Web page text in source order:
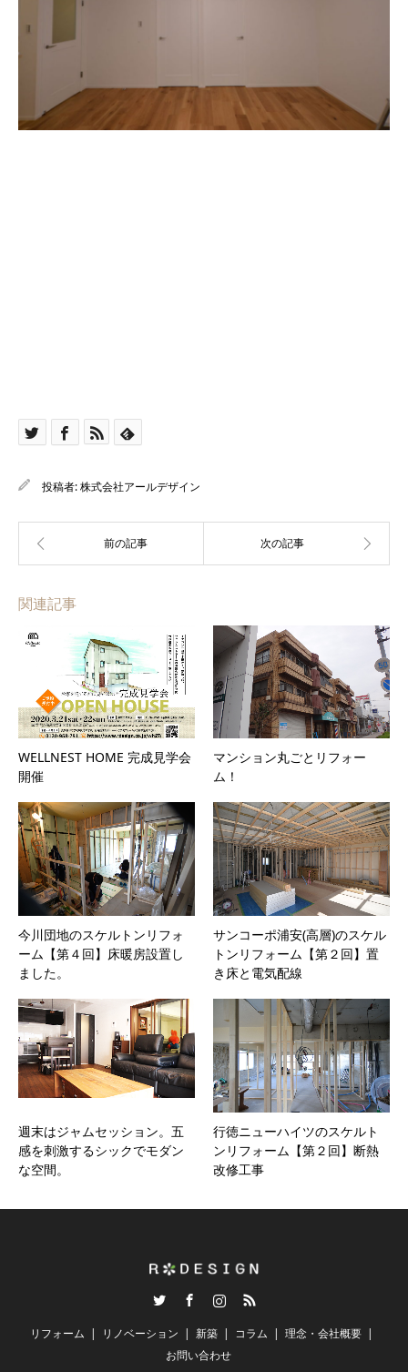
投稿者:株式会社アールデザイン
関連記事
WELLNEST HOME 完成見学会
開催
マンション丸ごとリフォー
ム！
今川団地のスケルトンリフォ
ーム【第４回】床暖房設置し
ました。
サンコーポ浦安(高層)のスケル
トンリフォーム【第２回】置
き床と電気配線
週末はジャムセッション。五
感を刺激するシックでモダン
な空間。
行徳ニューハイツのスケルト
ンリフォーム【第２回】断熱
改修工事
InstagramRSS
リフォーム リノベーション 新築 コラム
理念・会社概要
お問い合わせ